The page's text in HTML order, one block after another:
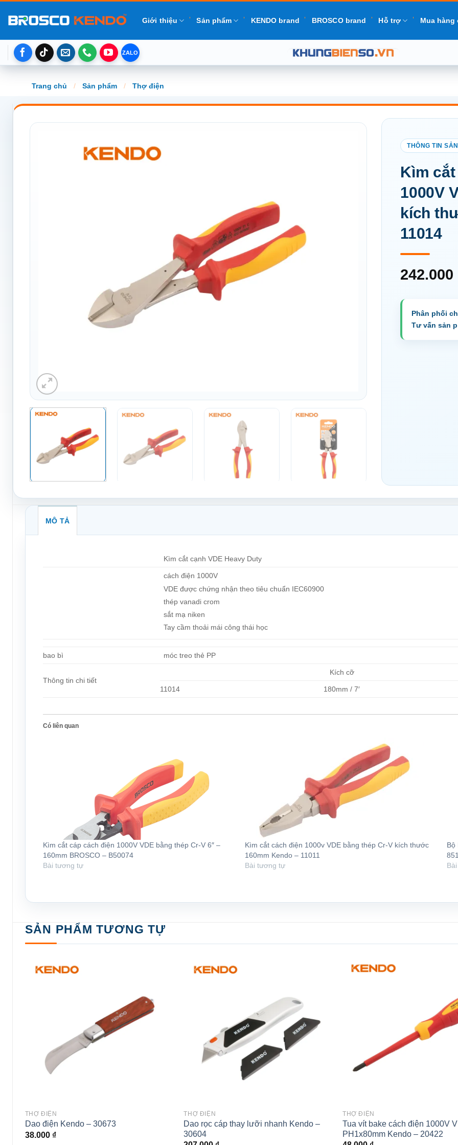
đến
dung
Giới thiệu Sản phẩm KENDO brand BROSCO brand Hỗ trợ Mua hàng
Trang chủ / Sản phẩm / Thợ điện
Kìm
1000V
kích
11014
242.000
MÔ TẢ
Kìm cắt cạnh VDE Heavy Duty
cách điện 1000V
VDE được chứng nhận theo tiêu chuẩn IEC60900
thép vanadi crom
sắt mạ niken
Tay cầm thoải mái công thái học
bao bì móc treo thẻ PP
Thông tin chi tiết
Kích cỡ
11014 180mm / 7′
Có liên quan
Kìm cắt cáp cách điện 1000V VDE bằng thép Cr-V 6″ –
160mm BROSCO – B50074
Bài tương tự
Kìm cắt cách điện 1000v VDE bằng thép Cr-V kích thước
160mm Kendo – 11011
Bài tương tự
Bộ
SẢN PHẨM TƯƠNG TỰ
THỢ ĐIỆN
Dao điện Kendo – 30673
38.000 ₫
THỢ ĐIỆN
Dao rọc cáp thay lưỡi nhanh Kendo –
30604
THỢ ĐIỆN
Tua vít bake cách điện 1000V
PH1x80mm Kendo – 20422